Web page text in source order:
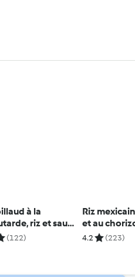
à la
riz et sauce
(122)
Riz
et au
4.2 (223)